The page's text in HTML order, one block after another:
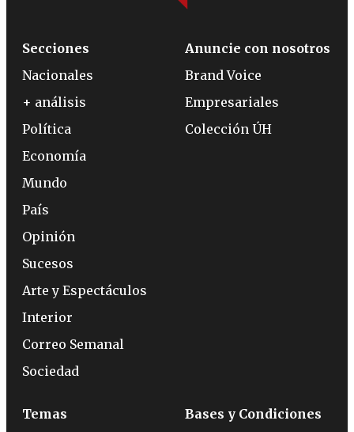
Secciones
Nacionales
+ análisis
Política
Economía
Mundo
País
Opinión
Sucesos
Arte y Espectáculos
Interior
Correo Semanal
Sociedad
Anuncie con nosotros
Brand Voice
Empresariales
Colección ÚH
Temas
Bases y Condiciones